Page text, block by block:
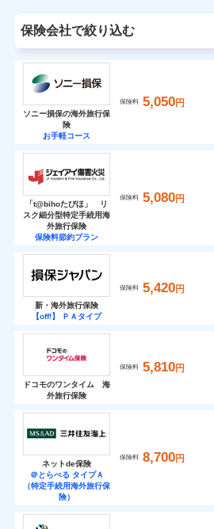
保険会社で絞り込む
ソニー損保の海外旅行保
険
お手軽コース
保険料 5,050円
「t@bihoたびほ」 リ
スク細分型特定手続用海
外旅行保険
保険料節約プラン
保険料 5,080円
新・海外旅行保険
【off!】 ＰＡタイプ
保険料 5,420円
ドコモのワンタイム 海
外旅行保険
保険料 5,810円
ネットde保険
＠とらべる タイプＡ
（特定手続用海外旅行保
険）
保険料 8,700円